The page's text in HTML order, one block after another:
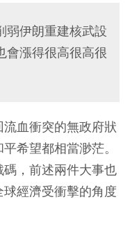
弱伊朗重建核武設
會漲得很高很高很
血衝突的無政府狀
希望都相當渺茫。
，前述兩件大事也
經濟受衝擊的角度